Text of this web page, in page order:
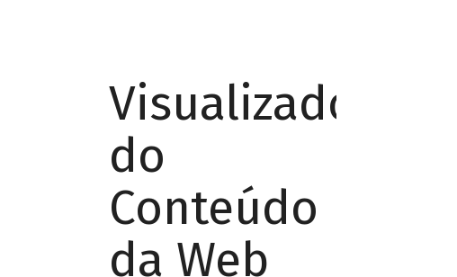
Visualizador
do
Conteúdo
da Web